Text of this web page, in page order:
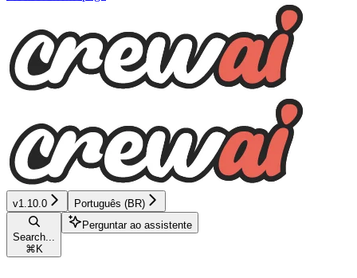
v1.10.0 Português (BR)
Search...
⌘ K
Perguntar ao assistente